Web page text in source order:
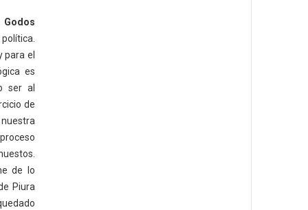
para el
es
ser al
de
de lo
Piura